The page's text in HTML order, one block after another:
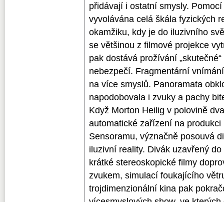
přidávají i ostatní smysly.
vyvolávána celá škála fyzických
okamžiku, kdy je do iluzivního
se většinou z filmové projekce
pak dostává prožívání
nebezpečí. Fragmentární
na více smyslů. Panoramata
napodobovala i zvuky a pachy
Když Morton Heilig v polovině
automatické zařízení na
Sensoramu, význačně posouvá
iluzivní reality. Divák uzavřený
krátké stereoskopické filmy
zvukem, simulací foukajícího
trojdimenzionální kina pak